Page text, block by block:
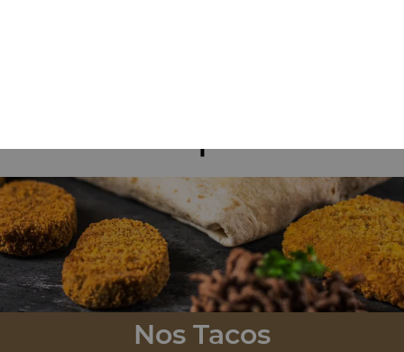
+
Nos Tacos